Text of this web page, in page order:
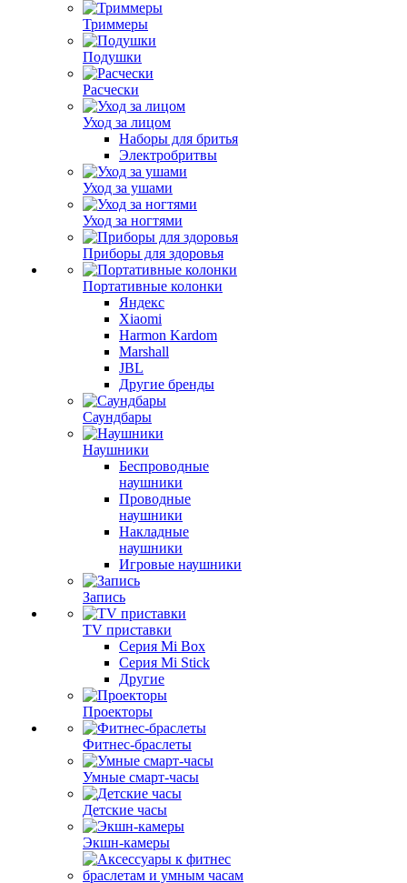
Триммеры
Подушки
Расчески
Уход за лицом
Наборы для бритья
Электробритвы
Уход за ушами
Уход за ногтями
Приборы для здоровья
Портативные колонки
Яндекс
Xiaomi
Harmon Kardom
Marshall
JBL
Другие бренды
Саундбары
Наушники
Беспроводные
наушники
Проводные
наушники
Накладные
наушники
Игровые наушники
Запись
TV приставки
Серия Mi Box
Серия Mi Stick
Другие
Проекторы
Фитнес-браслеты
Умные смарт-часы
Детские часы
Экшн-камеры